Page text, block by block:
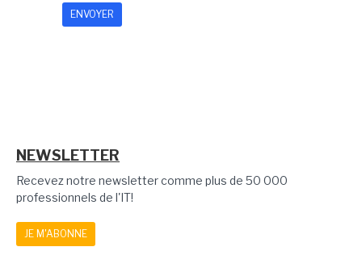
NEWSLETTER
Recevez notre newsletter comme plus de 50 000
professionnels de l'IT!
JE M'ABONNE